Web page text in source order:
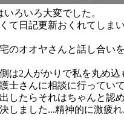
いろいろ大変でした。
て日記更新おくれてしま
のオオヤさんと話し合い
は2人がかりで私を丸め込
士さんに相談に行ってい
したらそれはちゃんと認
しました...精神的に激疲れ